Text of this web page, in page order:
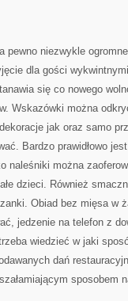
pewno niezwykle
dla gości
się co nowego
Wskazówki można
jak oraz samo
Bardzo prawidłowo
naleśniki można
dzieci. Również
Obiad bez mięsa w
jedzenie na telefon z
wiedzieć w jaki
dań
sposobem